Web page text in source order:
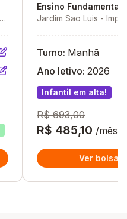
Ensino Fundamental
Jardim Sao Luis -
Turno: Manhã
Ano letivo: 2026
Infantil em alta!
R$ 693,00
R$ 485,10 /mês
Ver bolsa